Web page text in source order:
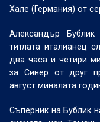
Хале (Германия) от
Александър Бублик
титлата италианец
два часа и четири
за Синер от друг
август миналата
Съперник на Бублик